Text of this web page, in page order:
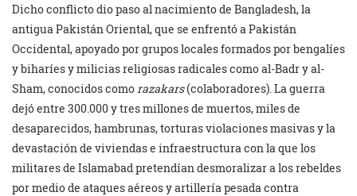
Dicho conflicto dio paso al nacimiento de Bangladesh, la
antigua Pakistán Oriental, que se enfrentó a Pakistán
Occidental, apoyado por grupos locales formados por bengalíes
y biharíes y milicias religiosas radicales como al-Badr y al-
Sham, conocidos comorazakars(colaboradores). La guerra
dejó entre 300.000 y tres millones de muertos, miles de
desaparecidos, hambrunas, torturas violaciones masivas y la
devastación de viviendas e infraestructura con la que los
militares de Islamabad pretendían desmoralizar a los rebeldes
por medio de ataques aéreos y artillería pesada contra